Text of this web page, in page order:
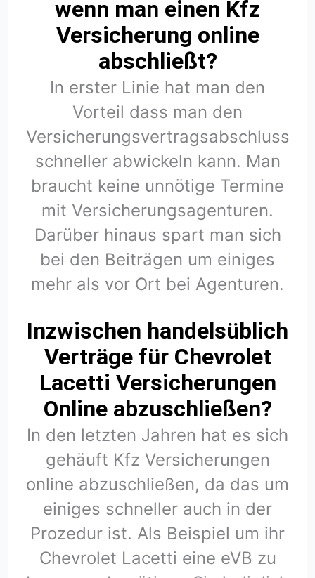
wenn man einen Kfz
Versicherung online
abschließt?
In erster Linie hat man den
Vorteil dass man den
Versicherungsvertragsabschluss
schneller abwickeln kann. Man
braucht keine unnötige Termine
mit Versicherungsagenturen.
Darüber hinaus spart man sich
bei den Beiträgen um einiges
mehr als vor Ort bei Agenturen.
Inzwischen handelsüblich
Verträge für Chevrolet
Lacetti Versicherungen
Online abzuschließen?
In den letzten Jahren hat es sich
gehäuft Kfz Versicherungen
online abzuschließen, da das um
einiges schneller auch in der
Prozedur ist. Als Beispiel um ihr
Chevrolet Lacetti eine eVB zu